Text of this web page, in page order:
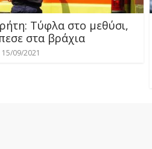
Τύφλα στο μεθύσι,
στα βράχια
15/09/2021